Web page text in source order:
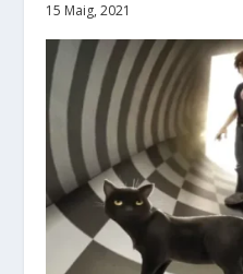
15 Maig, 2021